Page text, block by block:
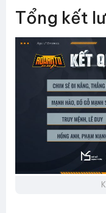
Tổng kết